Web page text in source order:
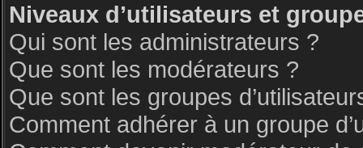
Niveaux d’utilisateurs et
Qui sont les administrateurs ?
Que sont les modérateurs ?
Que sont les groupes
Comment adhérer à un groupe